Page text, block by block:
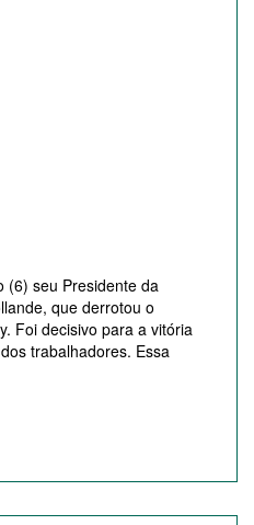
(6) seu Presidente da
que derrotou o
Foi decisivo para a vitória
trabalhadores. Essa